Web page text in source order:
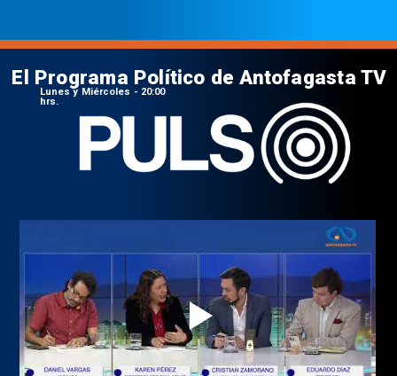
El Programa Político de Antofagasta TV
Lunes y Miércoles - 20:00
hrs.